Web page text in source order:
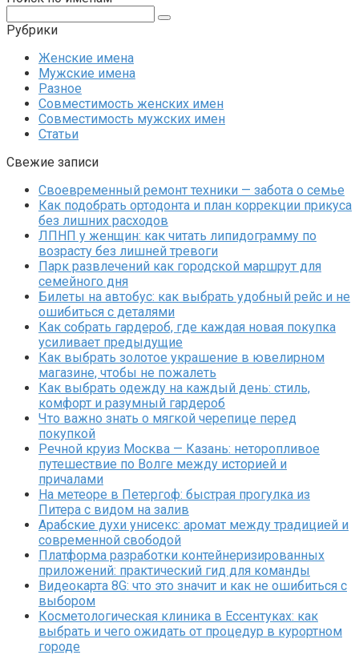
Рубрики
Женские имена
Мужские имена
Разное
Совместимость женских имен
Совместимость мужских имен
Статьи
Свежие записи
Своевременный ремонт техники — забота о семье
Как подобрать ортодонта и план коррекции прикуса
без лишних расходов
ЛПНП у женщин: как читать липидограмму по
возрасту без лишней тревоги
Парк развлечений как городской маршрут для
семейного дня
Билеты на автобус: как выбрать удобный рейс и не
ошибиться с деталями
Как собрать гардероб, где каждая новая покупка
усиливает предыдущие
Как выбрать золотое украшение в ювелирном
магазине, чтобы не пожалеть
Как выбрать одежду на каждый день: стиль,
комфорт и разумный гардероб
Что важно знать о мягкой черепице перед
покупкой
Речной круиз Москва — Казань: неторопливое
путешествие по Волге между историей и
причалами
На метеоре в Петергоф: быстрая прогулка из
Питера с видом на залив
Арабские духи унисекс: аромат между традицией и
современной свободой
Платформа разработки контейнеризированных
приложений: практический гид для команды
Видеокарта 8G: что это значит и как не ошибиться с
выбором
Косметологическая клиника в Ессентуках: как
выбрать и чего ожидать от процедур в курортном
городе